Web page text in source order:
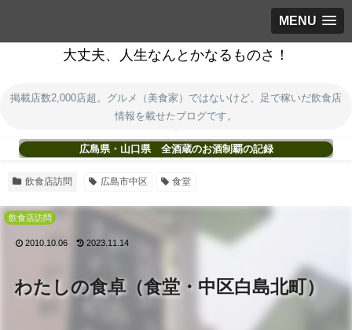
MENU
大丈夫、人生なんとかなるものさ！
掲載店数2,000店超。グルメ（美食家）ではないけど、足で稼いだ飲食店
情報を載せたブログです。
広島県・山口県 全酒蔵のお酒制覇の記録
飲食店訪問 広島市中区 食堂
わたしの食卓（食堂・中区白島北町）
飲食店訪問
2010.10.06 2023.11.14